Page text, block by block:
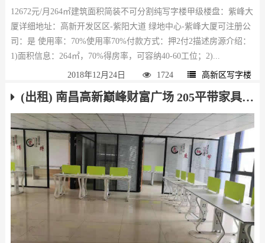
12672元/月264㎡建筑面积简装不可分割纯写字楼甲级楼盘：紫峰大
厦详细地址：高新开发区区-紫阳大道 绿地中心-紫峰大厦可注册公
司：是 使用率：70%使用率70%付款方式：押2付2描述房源介绍：
1)面积信息：264㎡，70%得房率，可容纳40-60工位；2)...
2018年12月24日 1724 高新区写字楼
(出租) 南昌高新巅峰财富广场 205平带家具 照片如实